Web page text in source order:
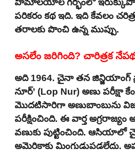
హిమాలయాల గర్భంలో
పరికరం కథ ఇది. ఇది కేవలం
తరాలకు పొంచి ఉన్న ముప్పు.
అసలేం జరిగింది? చారిత్రక
అది 1964. చైనా తన జిన్జియాంగ్
నూర్’ (Lop Nur) అణు పరీక్షా
మొదటిసారిగా అణుబాంబును
పరీక్షించింది. ఈ వార్త
వణుకు పుట్టించింది. ఆసియాలో
అమెరికాకు మింగుడుపడలేదు.